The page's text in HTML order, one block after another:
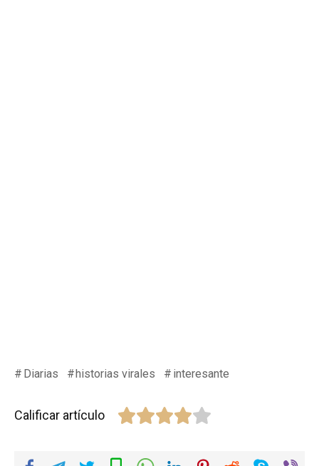
Diarias historias virales interesante
Calificar artículo